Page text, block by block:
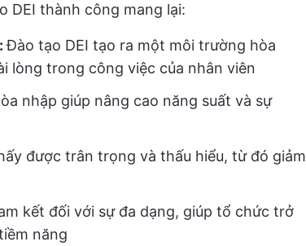
DEI thành công mang lại:
Đào tạo DEI tạo ra một môi trường hòa
lòng trong công việc của nhân viên
nhập giúp nâng cao năng suất và sự
được trân trọng và thấu hiểu, từ đó giảm
kết đối với sự đa dạng, giúp tổ chức trở
năng